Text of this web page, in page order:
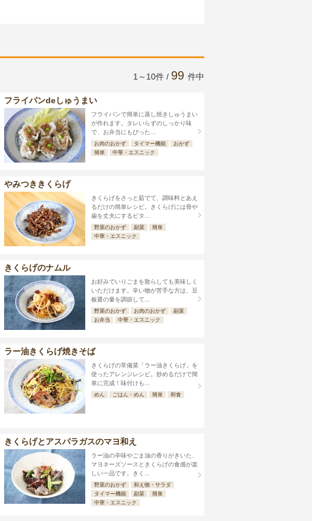
1～10件 / 99 件中
フライパンdeしゅうまい
フライパンで簡単に蒸し焼きしゅうまい
が作れます。タレいらずのしっかり味
で、お弁当にもぴった...
お肉のおかず タイマー機能
おかず
簡単
中華・エスニック
やみつききくらげ
きくらげをさっと茹でて、調味料とあえ
るだけの簡単レシピ。きくらげには骨や
歯を丈夫にするビタ...
野菜のおかず 副菜
簡単
中華・エスニック
きくらげのナムル
お好みでいりごまを散らしても美味しく
いただけます。辛い物が苦手な方は、豆
板醤の量を調節して...
野菜のおかず お肉のおかず
副菜
お弁当
中華・エスニック
ラー油きくらげ焼きそば
きくらげの常備菜「ラー油きくらげ」を
使ったアレンジレシピ。炒めるだけで簡
単に完成！味付けも...
めん ごはん・めん 簡単 和食
きくらげとアスパラガスのマヨ和え
ラー油の辛味やごま油の香りがきいた、
マヨネーズソースときくらげの食感が楽
しい一品です。きく...
野菜のおかず
和え物・サラダ
タイマー機能
副菜
簡単
中華・エスニック